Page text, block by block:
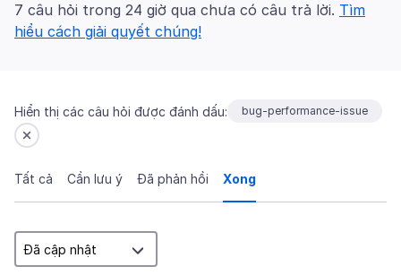
7 câu hỏi trong 24 giờ qua chưa có câu trả lời. Tìm
hiểu cách giải quyết chúng!
Hiển thị các câu hỏi được đánh dấu: bug-performance-issue
Tất cả Cần lưu ý Đã phản hồi Xong